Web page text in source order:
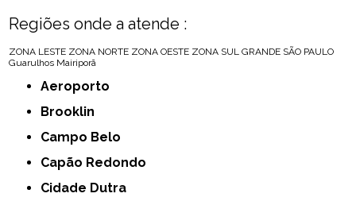
Regiões onde a atende :
ZONA LESTE ZONA NORTE ZONA OESTE ZONA SUL GRANDE SÃO PAULO
Guarulhos Mairiporã
Aeroporto
Brooklin
Campo Belo
Capão Redondo
Cidade Dutra